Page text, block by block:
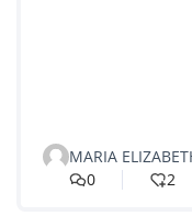
MARIA
0
2